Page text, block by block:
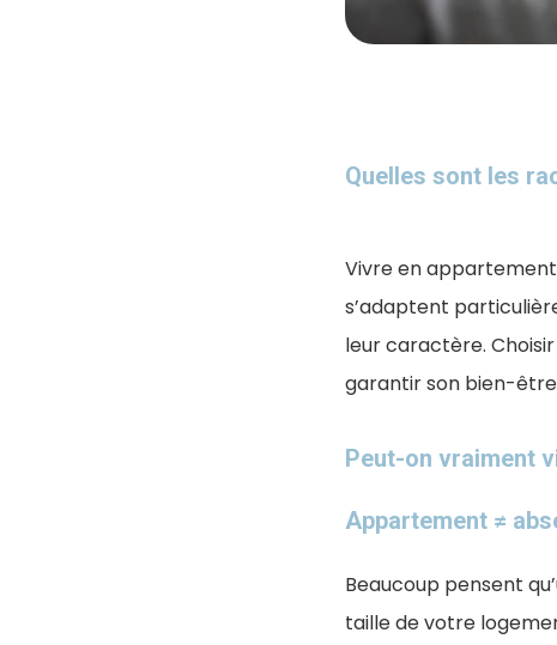
Quelles sont les
Vivre en
s’adaptent
leur caractère.
garantir son bien-
Peut-on vraiment
Appartement ≠
Beaucoup pensent
taille de votre